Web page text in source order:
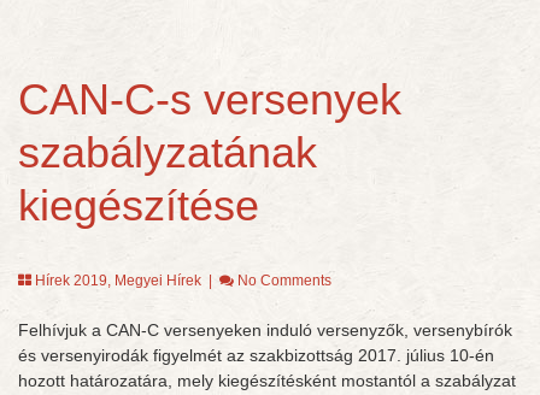
CAN-C-s versenyek
szabályzatának
kiegészítése
Hírek 2019, Megyei Hírek No Comments
Felhívjuk a CAN-C versenyeken induló versenyzők, versenybírók
és versenyirodák figyelmét az szakbizottság 2017. július 10-én
hozott határozatára, mely kiegészítésként mostantól a szabályzat